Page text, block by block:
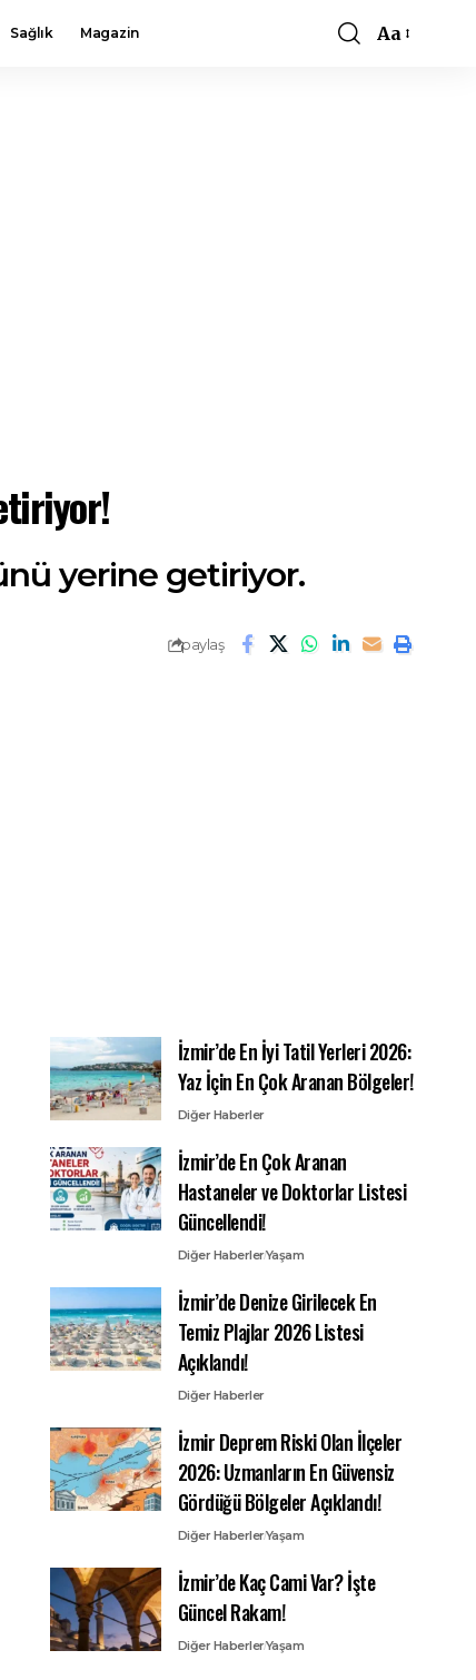
Sağlık Magazin
Font
Aa
yerine getiriyor.
paylaş
İzmir’de En İyi Tatil Yerleri 2026:
Yaz İçin En Çok Aranan Bölgeler!
Diğer Haberler
İzmir’de En Çok Aranan
Hastaneler ve Doktorlar Listesi
Güncellendi!
Diğer HaberlerYaşam
İzmir’de Denize Girilecek En
Temiz Plajlar 2026 Listesi
Açıklandı!
Diğer Haberler
İzmir Deprem Riski Olan İlçeler
2026: Uzmanların En Güvensiz
Gördüğü Bölgeler Açıklandı!
Diğer HaberlerYaşam
İzmir’de Kaç Cami Var? İşte
Güncel Rakam!
Diğer HaberlerYaşam